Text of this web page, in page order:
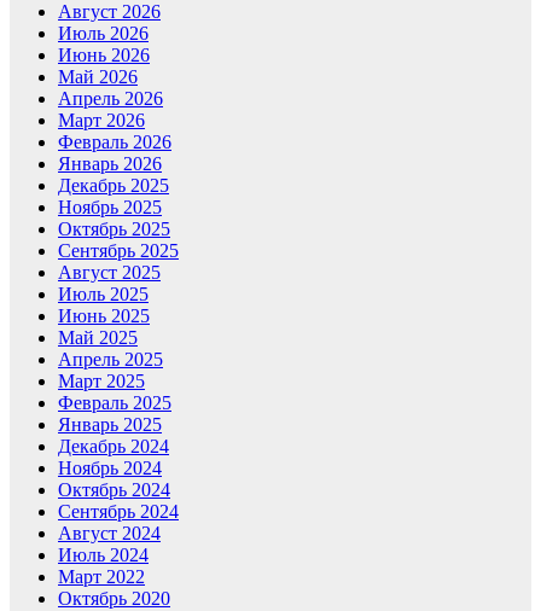
Август 2026
Июль 2026
Июнь 2026
Май 2026
Апрель 2026
Март 2026
Февраль 2026
Январь 2026
Декабрь 2025
Ноябрь 2025
Октябрь 2025
Сентябрь 2025
Август 2025
Июль 2025
Июнь 2025
Май 2025
Апрель 2025
Март 2025
Февраль 2025
Январь 2025
Декабрь 2024
Ноябрь 2024
Октябрь 2024
Сентябрь 2024
Август 2024
Июль 2024
Март 2022
Октябрь 2020